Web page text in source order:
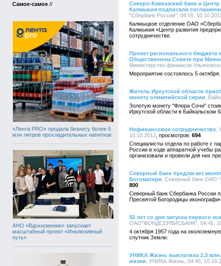
Самое-самое //
«Лента PRO» продала бизнесу более 5
млн литров прохладительных напитков
АНО «Вдохновение» запускает
масштабный проект «Инклюзивный
путь»
Северо-Кавказский банк и
Калмыкия подписали
"Сбербанк России", 04:55,
Калмыцкое отделение ОАО
Калмыкия «Центр развития
сотрудничестве.
Проект регионального бюджета
Общественном Совете при
Министерство финансов
Мероприятие состоялось 5 октября.
Житель Иркутской области
монету олимпийской серии ,
Золотую монету "Флора Сочи"
Иркутской области в Байкальском
Нефинансовое сотрудничество
10.10.2012
694
Специалисты отдела по работе с
России в ходе аппаратной учебы
организовали и провели для них
Северный банк предлагает
Богоматери , Северный банк ОАО
800
Северный банк Сбербанка России
Пресвятой Богородицы
55 лет со дня запуска первого
ОАО"ФОНДСЕРВИСБАНК", 04:45,
4 октября 1957 года на
спутник Земли.
УНИКА Жизнь выплатила 2,3 млн.
жизни , УНИКА Жизнь, 04:45,